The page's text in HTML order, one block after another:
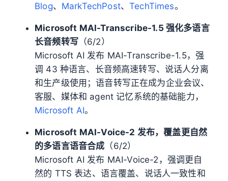
Blog、 MarkTechPost、TechTimes。
Microsoft MAI-Transcribe-1.5 强化多语言
长音频转写（6/2）
Microsoft AI 发布 MAI-Transcribe-1.5，强
调 43 种语言、长音频高速转写、说话人分离
和生产级使用；语音转写正在成为企业会议、
客服、媒体和 agent 记忆系统的基础能力，
Microsoft AI。
Microsoft MAI-Voice-2 发布，覆盖更自然
的多语言语音合成 （6/2）
Microsoft AI 发布 MAI-Voice-2，强调更自
然的 TTS 表达、语言覆盖、说话人一致性和